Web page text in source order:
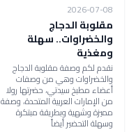
2026-07-08
مقلوبة الدجاج
والخضراوات.. سهلة
ومغذية
نقدم لكم وصفة مقلوبة الدجاج
والخضراوات وهي من وصفات
أعضاء مطبخ سيدتي، حضرتها رولا
من الإمارات العربية المتحدة، وصفة
مميزة وشهية وبطريقة مبتكرة
وسهلة التحضير أيضاً